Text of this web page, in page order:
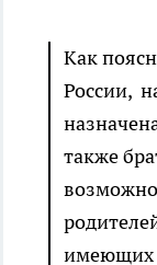
Как
России,
также
возможно
имеющих